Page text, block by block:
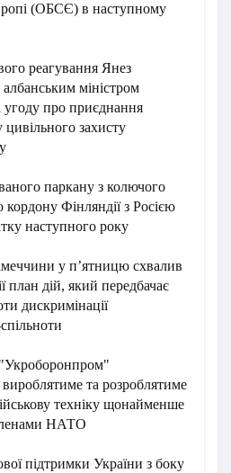
(ОБСЄ) в наступному
реагування Янез
міністром
про приєднання
захисту
паркану з колючого
Фінляндії з Росією
наступного року
у п’ятницю схвалив
план дій, який передбачає
дискримінації
та розроблятиме
техніку щонайменше
НАТО
підтримки України з боку